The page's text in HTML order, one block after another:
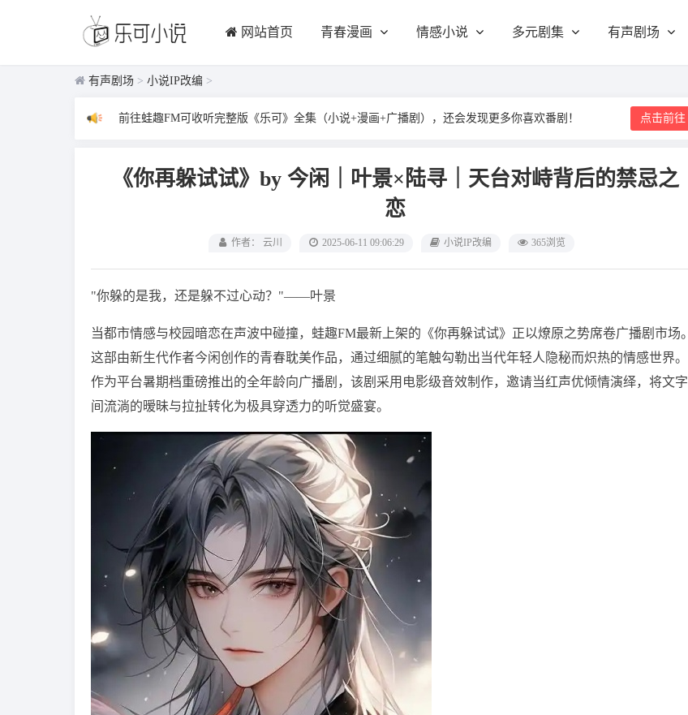
网站首页 青春漫画 情感小说 多元剧集 有声剧场
有声剧场 > 小说IP改编 >
前往蛙趣FM可收听完整版《乐可》全集（小说+漫画+广播剧），还会发现更多你喜欢番剧！ 点击前往
《你再躲试试》by 今闲｜叶景×陆寻｜天台对峙背后的禁忌之
恋
作者： 云川 2025-06-11 09:06:29 小说IP改编 365浏览
"你躲的是我，还是躲不过心动？"——叶景
当都市情感与校园暗恋在声波中碰撞，蛙趣FM最新上架的《你再躲试试》正以燎原之势席卷广播剧市场。
这部由新生代作者今闲创作的青春耽美作品，通过细腻的笔触勾勒出当代年轻人隐秘而炽热的情感世界。
作为平台暑期档重磅推出的全年龄向广播剧，该剧采用电影级音效制作，邀请当红声优倾情演绎，将文字
间流淌的暧昧与拉扯转化为极具穿透力的听觉盛宴。